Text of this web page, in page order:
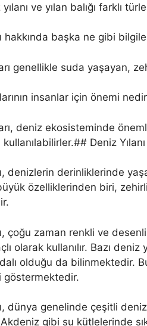
ve yılan balığı farklı
hakkında başka ne gibi
genellikle suda yaşayan,
insanlar için önemi
deniz ekosisteminde
kullanılabilirler.## Deniz
denizlerin derinliklerinde
özelliklerinden biri,
çoğu zaman renkli ve
olarak kullanılır. Bazı
olduğu da bilinmektedir.
göstermektedir.
dünya genelinde çeşitli
gibi su kütlelerinde